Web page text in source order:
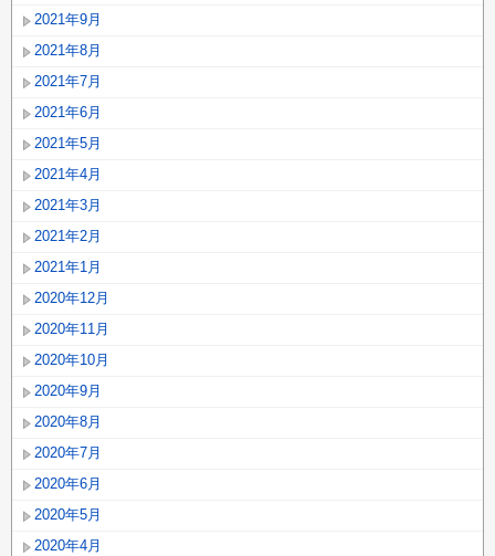
2021年9月
2021年8月
2021年7月
2021年6月
2021年5月
2021年4月
2021年3月
2021年2月
2021年1月
2020年12月
2020年11月
2020年10月
2020年9月
2020年8月
2020年7月
2020年6月
2020年5月
2020年4月